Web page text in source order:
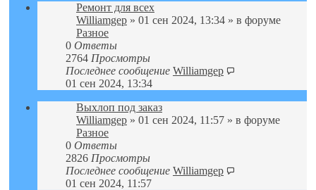
Ремонт для всех
Williamgep » 01 сен 2024, 13:34 » в форуме
Разное
0 Ответы
2764 Просмотры
Последнее сообщение Williamgep
01 сен 2024, 13:34
Выхлоп под заказ
Williamgep » 01 сен 2024, 11:57 » в форуме
Разное
0 Ответы
2826 Просмотры
Последнее сообщение Williamgep
01 сен 2024, 11:57